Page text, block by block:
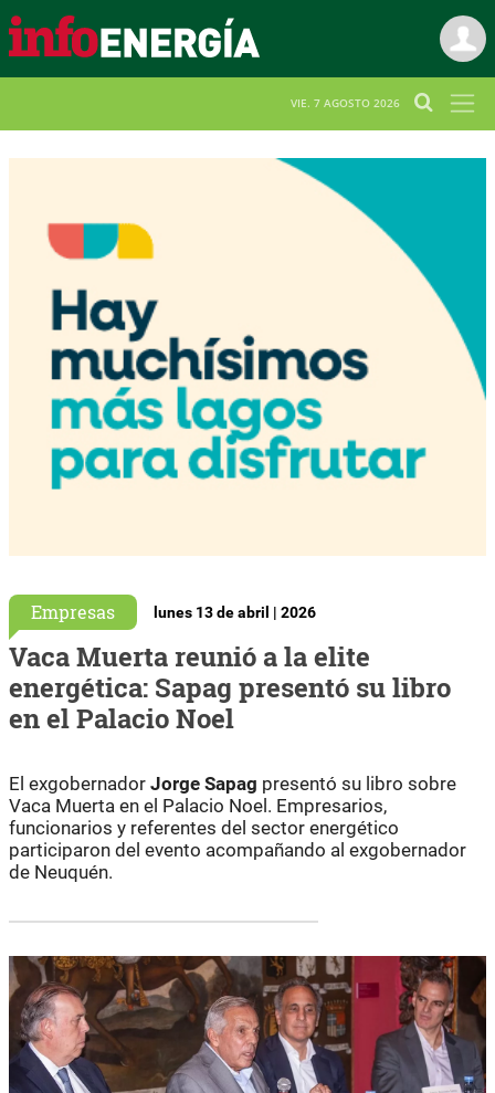
VIE. 7 AGOSTO 2026
Empresas lunes 13 de abril | 2026
Vaca Muerta reunió a la elite
energética: Sapag presentó su libro
en el Palacio Noel
El exgobernador Jorge Sapag presentó su libro sobre
Vaca Muerta en el Palacio Noel. Empresarios,
funcionarios y referentes del sector energético
participaron del evento acompañando al exgobernador
de Neuquén.